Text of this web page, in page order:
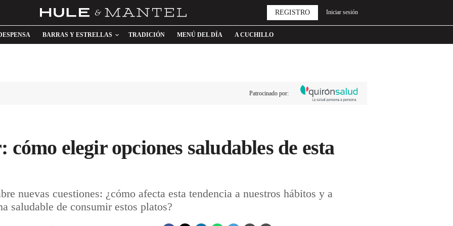
BARRAS Y ESTRELLAS TRADICIÓN MENÚ DEL DÍA A CUCHILLO
REGISTRO Iniciar sesión
Patrocinado por:
elegir opciones saludables de esta
nuevas cuestiones: ¿cómo afecta esta tendencia a nuestros hábitos y a
saludable de consumir estos platos?